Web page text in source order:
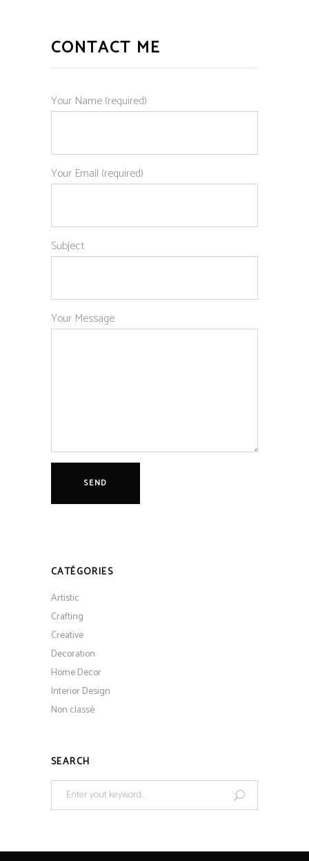
CONTACT ME
Your Name (required)
Your Email (required)
Subject
Your Message
CATÉGORIES
Artistic
Crafting
Creative
Decoration
Home Decor
Interior Design
Non classé
SEARCH